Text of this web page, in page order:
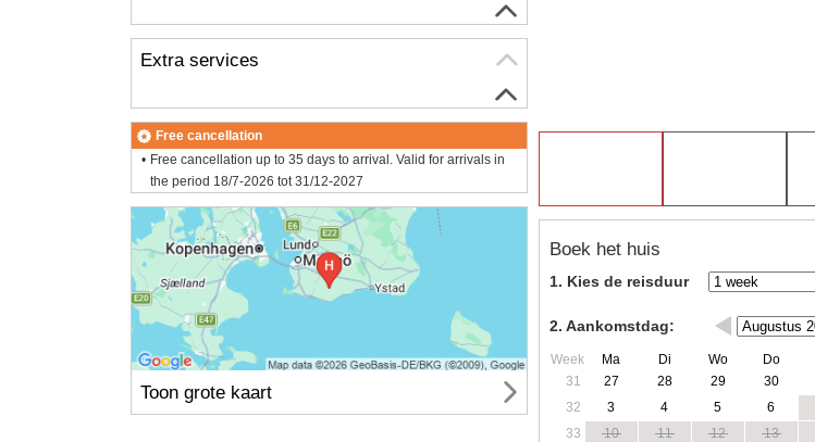
Boek het huis
1. Kies de reisduur
2. Aankomstdag:
Week Ma Di Wo Do
31
27 28 29 30
32
3 4 5 6
33
10 11 12 13
Extra services
Free cancellation
Free cancellation up to 35 days to arrival. Valid for arrivals in
the period 18/7-2026 tot 31/12-2027
Toon grote kaart